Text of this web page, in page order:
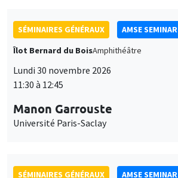
SÉMINAIRES GÉNÉRAUX
AMSE SEMINAR
Îlot Bernard du BoisAmphithéâtre
11:30 à 12:45
Université Paris-Saclay
SÉMINAIRES GÉNÉRAUX AMSE SEMINAR